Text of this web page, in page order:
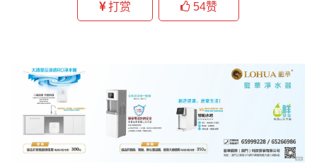
打赏 54赞